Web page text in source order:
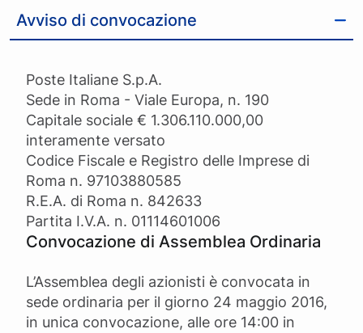
Avviso di convocazione
Poste Italiane S.p.A.
Sede in Roma - Viale Europa, n. 190
Capitale sociale € 1.306.110.000,00
interamente versato
Codice Fiscale e Registro delle Imprese di
Roma n. 97103880585
R.E.A. di Roma n. 842633
Partita I.V.A. n. 01114601006
Convocazione di Assemblea Ordinaria
L’Assemblea degli azionisti è convocata in
sede ordinaria per il giorno 24 maggio 2016,
in unica convocazione, alle ore 14:00 in